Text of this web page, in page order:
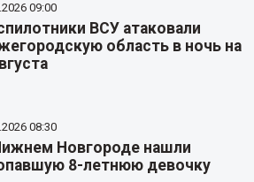
09:00
ВСУ атаковали
область в ночь на
08:30
Новгороде нашли
8-летнюю девочку